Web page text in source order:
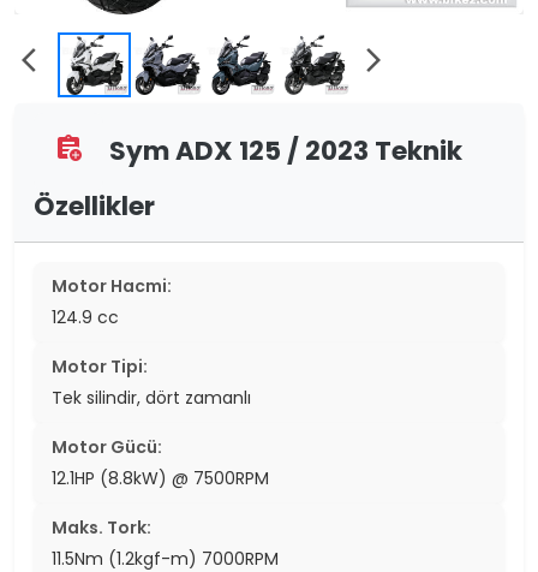
arrow_back_ios arrow_forward_ios
assignment_add
Sym ADX 125 / 2023 Teknik
Özellikler
Motor Hacmi:
124.9 cc
Motor Tipi:
Tek silindir, dört zamanlı
Motor Gücü:
12.1HP (8.8kW) @ 7500RPM
Maks. Tork:
11.5Nm (1.2kgf-m) 7000RPM